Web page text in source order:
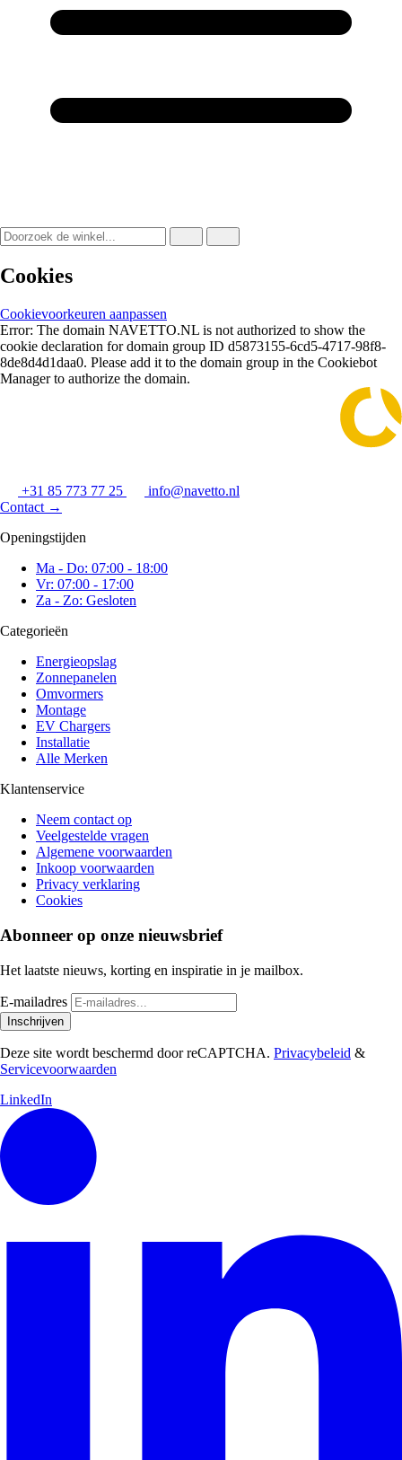
Cookies
Cookievoorkeuren aanpassen
Error: The domain NAVETTO.NL is not authorized to show the
cookie declaration for domain group ID d5873155-6cd5-4717-98f8-
8de8d4d1daa0. Please add it to the domain group in the Cookiebot
Manager to authorize the domain.
+31 85 773 77 25
info@navetto.nl
Contact →
Openingstijden
Ma - Do: 07:00 - 18:00
Vr: 07:00 - 17:00
Za - Zo: Gesloten
Categorieën
Energieopslag
Zonnepanelen
Omvormers
Montage
EV Chargers
Installatie
Alle Merken
Klantenservice
Neem contact op
Veelgestelde vragen
Algemene voorwaarden
Inkoop voorwaarden
Privacy verklaring
Cookies
Abonneer op onze nieuwsbrief
Het laatste nieuws, korting en inspiratie in je mailbox.
E-mailadres
Inschrijven
Deze site wordt beschermd door reCAPTCHA. Privacybeleid &
Servicevoorwaarden
LinkedIn